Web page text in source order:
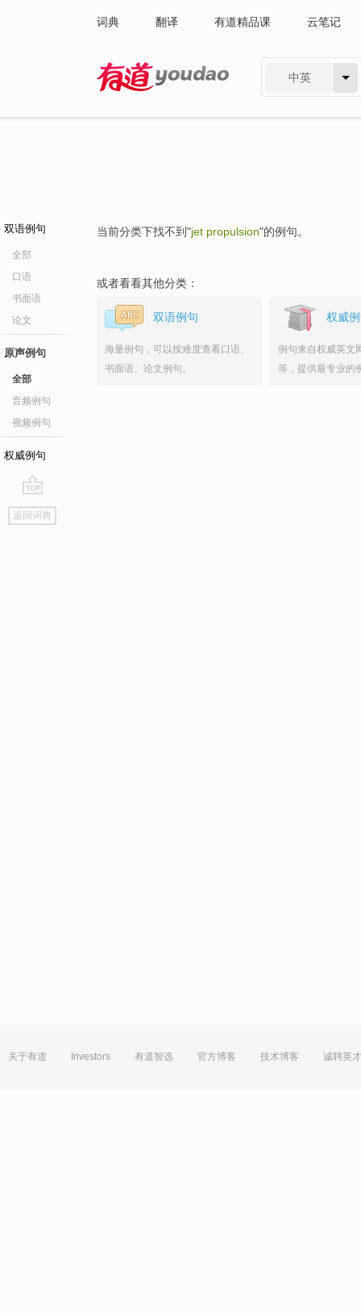
词典 翻译 有道精品课 云笔记
中英
双语例句
全部
口语
书面语
论文
原声例句
全部
音频例句
视频例句
权威例句
go
top
返回词典
当前分类下找不到"jet propulsion"的例句。
或者看看其他分类：
双语例句
海量例句，可以按难度查看口语、
书面语、论文例句。
权威
例句来自权威英文
等，提供最专业的
关于有道 Investors 有道智选 官方博客 技术博客 诚聘英才